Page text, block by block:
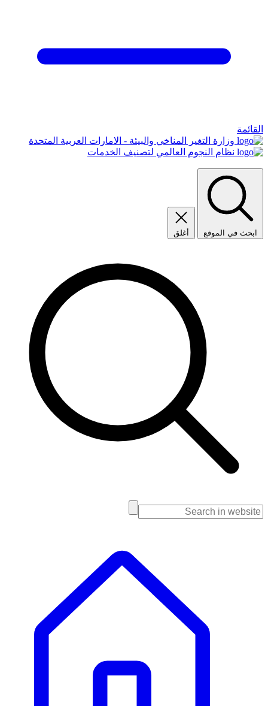
القائمة
وزارة التغير المناخي والبيئة - الامارات العربية المتحدة
نظام النجوم العالمي لتصنيف الخدمات
ابحث في الموقع أغلق